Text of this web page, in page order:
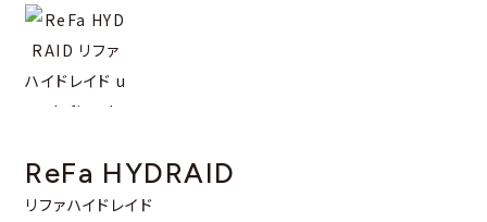
ReFa HYDRAID
リファハイドレイド